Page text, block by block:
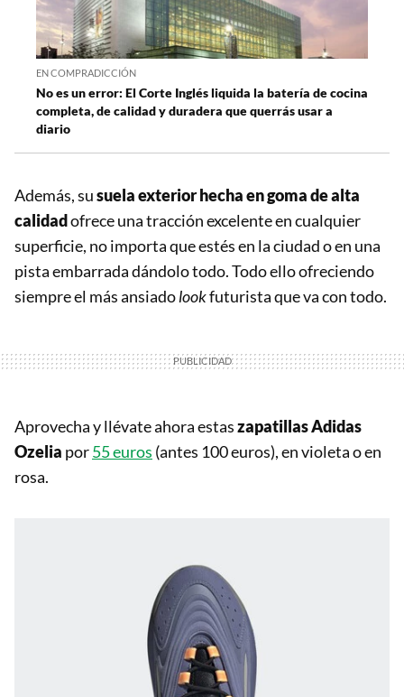
EN COMPRADICCIÓN
No es un error: El Corte Inglés liquida la batería de cocina
completa, de calidad y duradera que querrás usar a
diario
Además, susuela exterior hecha en goma de alta
calidadofrece una tracción excelente en cualquier
superficie, no importa que estés en la ciudad o en una
pista embarrada dándolo todo. Todo ello ofreciendo
siempre el más ansiadolookfuturista que va con todo.
Aprovecha y llévate ahora estaszapatillas Adidas
Ozelia por55 euros (antes 100 euros), en violeta o en
rosa.